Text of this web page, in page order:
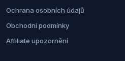
Ochrana osobních údajů
Obchodní podmínky
Affiliate upozornění